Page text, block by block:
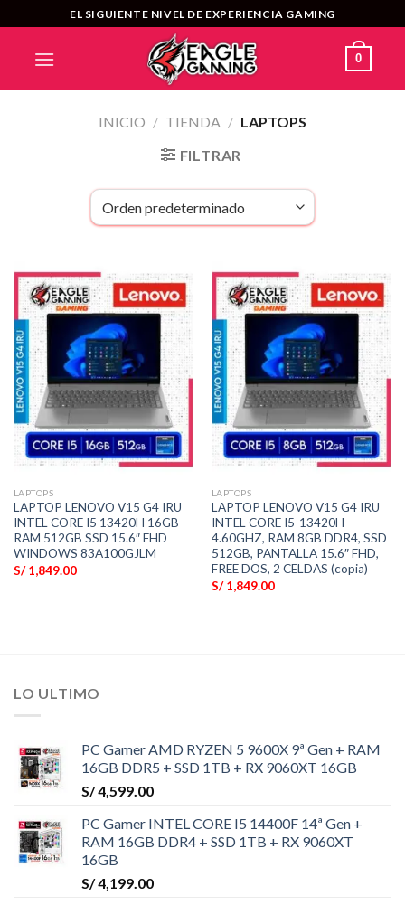
al
contenido
EL SIGUIENTE NIVEL DE EXPERIENCIA GAMING
0
INICIO / TIENDA / LAPTOPS
FILTRAR
LAPTOPS
LAPTOP LENOVO V15 G4 IRU
INTEL CORE I5 13420H 16GB
RAM 512GB SSD 15.6″ FHD
WINDOWS 83A100GJLM
S/1,849.00
LAPTOPS
LAPTOP LENOVO V15 G4 IRU
INTEL CORE I5-13420H
4.60GHZ, RAM 8GB DDR4, SSD
512GB, PANTALLA 15.6″ FHD,
FREE DOS, 2 CELDAS (copia)
S/1,849.00
LO ULTIMO
PC Gamer AMD RYZEN 5 9600X 9ª Gen + RAM
16GB DDR5 + SSD 1TB + RX 9060XT 16GB
S/4,599.00
PC Gamer INTEL CORE I5 14400F 14ª Gen +
RAM 16GB DDR4 + SSD 1TB + RX 9060XT
16GB
S/4,199.00